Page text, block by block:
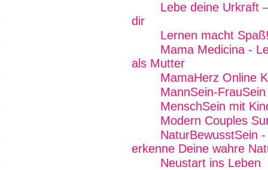
Lebe deine Urkraft
dir
Lernen macht
Mama Medicina -
als Mutter
MamaHerz Online
MannSein-
MenschSein mit
Modern Couples
NaturBewusstSein
erkenne Deine wahre
Neustart ins Leben